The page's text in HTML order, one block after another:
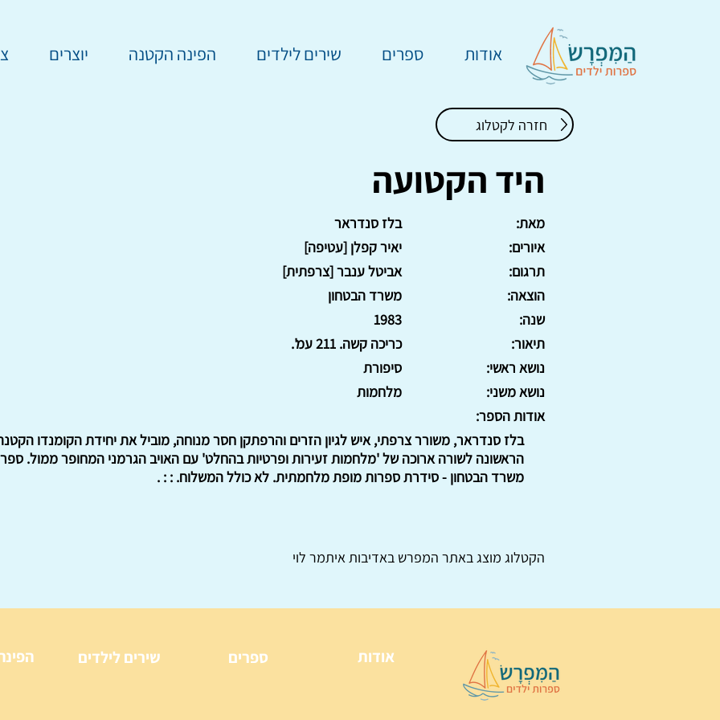
אודות ספרים שירים לילדים הפינה הקטנה יוצרים
חזרה לקטלוג
היד הקטועה
בלז סנדראר
מאת:
יאיר קפלן [עטיפה]
איורים:
אביטל ענבר [צרפתית]
תרגום:
משרד הבטחון
הוצאה:
1983
שנה:
כריכה קשה. 211 עמ'.
תיאור:
סיפורת
נושא ראשי:
מלחמות
נושא משני:
אודות הספר:
בלז סנדראר, משורר צרפתי, איש לגיון הזרים והרפתקן חסר מנוחה, מוביל את יחידת הקומנדו
הראשונה לשורה ארוכה של 'מלחמות זעירות ופרטיות בהחלט' עם האויב הגרמני המחופר ממול.
משרד הבטחון - סידרת ספרות מופת מלחמתית. לא כולל המשלוח. : : .
הקטלוג מוצג באתר המפרש באדיבות איתמר לוי
שירים לילדים ספרים אודות